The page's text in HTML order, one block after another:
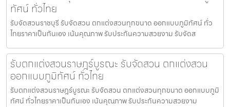
ทัศน์ ทั่วไทย
รับจัดสวนราชบุรี รับจัดสวน ตกแต่งสวนทุกขนาด ออกแบบภูมิทัศน์ ทั่ว
ไทยราคาเป็นกันเอง เน้นคุณภาพ รับประกันความสวยงาม รับจัดส
รับตกแต่งสวนราษฎร์บูรณะ รับจัดสวน ตกแต่งสวน
ออกแบบภูมิทัศน์ ทั่วไทย
รับตกแต่งสวนราษฎร์บูรณะ รับจัดสวน ตกแต่งสวนทุกขนาด ออกแบบภูมิ
ทัศน์ ทั่วไทยราคาเป็นกันเอง เน้นคุณภาพ รับประกันความสวยงาม